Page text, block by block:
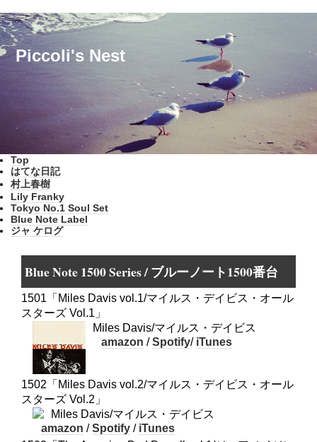
Piccoli's Nest
Top
はてな日記
村上春樹
Lily Franky
Tokyo No.1 Soul Set
Blue Note Label
ジャ ケログ
Blue Note 1500 Series / ブルーノート1500番台
1501「Miles Davis vol.1/マイルス・デイビス・オール
スターズ Vol.1」
Miles Davis/マイルス・デイビス
amazon /Spotify/ iTunes
1502「Miles Davis vol.2/マイルス・デイビス・オール
スターズ Vol.2」
Miles Davis/マイルス・デイビス
amazon /Spotify / iTunes